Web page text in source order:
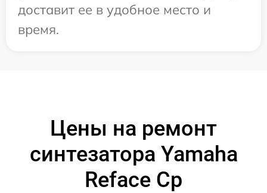
доставит ее в удобное место и
время.
Цены на ремонт
синтезатора Yamaha
Reface Cp